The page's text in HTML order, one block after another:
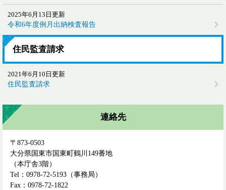
2025年6月13日更新
令和6年度例月出納検査報告
住民監査請求
2021年6月10日更新
住民監査請求
連絡先
〒873-0503
大分県国東市国東町鶴川149番地
（本庁舎3階）
Tel：0978-72-5193
事務局
Fax：0978-72-1822